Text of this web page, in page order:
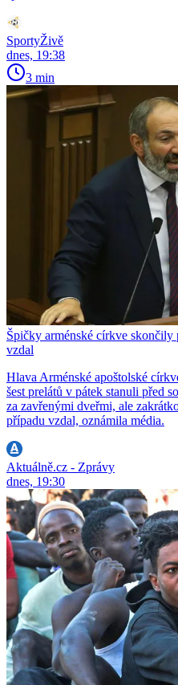
SportyŽivě
dnes, 19:38
3 min
Špičky arménské církve skončily
vzdal
Hlava Arménské apoštolské
šest prelátů v pátek stanuli před
za zavřenými dveřmi, ale
případu vzdal, oznámila média.
Aktuálně.cz - Zprávy
dnes, 19:30